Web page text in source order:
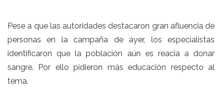
Pese a que las autoridades destacaron gran afluencia de
personas en la campaña de ayer, los especialistas
identificaron que la población aún es reacia a donar
sangre. Por ello pidieron más educación respecto al
tema.